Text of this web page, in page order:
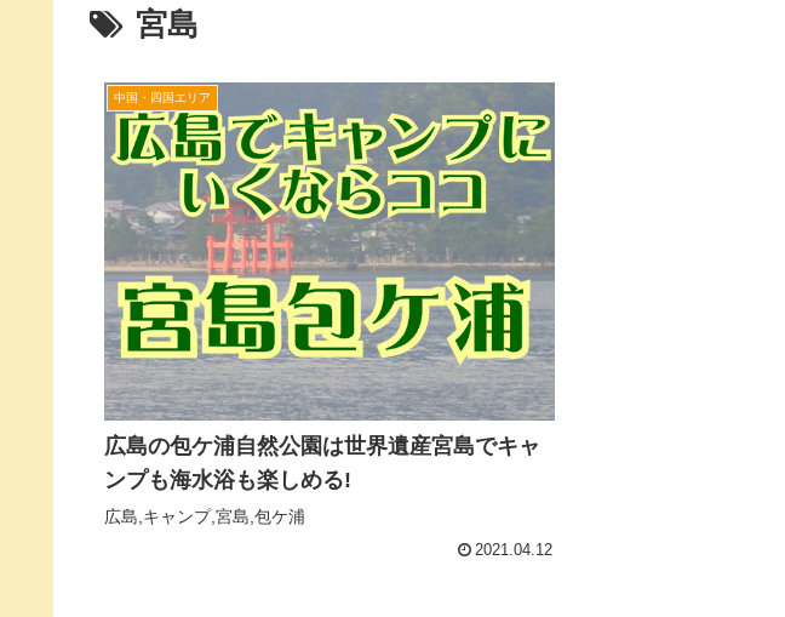
宮島
中国・四国エリア
広島の包ケ浦自然公園は世界遺産宮島でキャ
ンプも海水浴も楽しめる!
広島,キャンプ,宮島,包ケ浦
2021.04.12